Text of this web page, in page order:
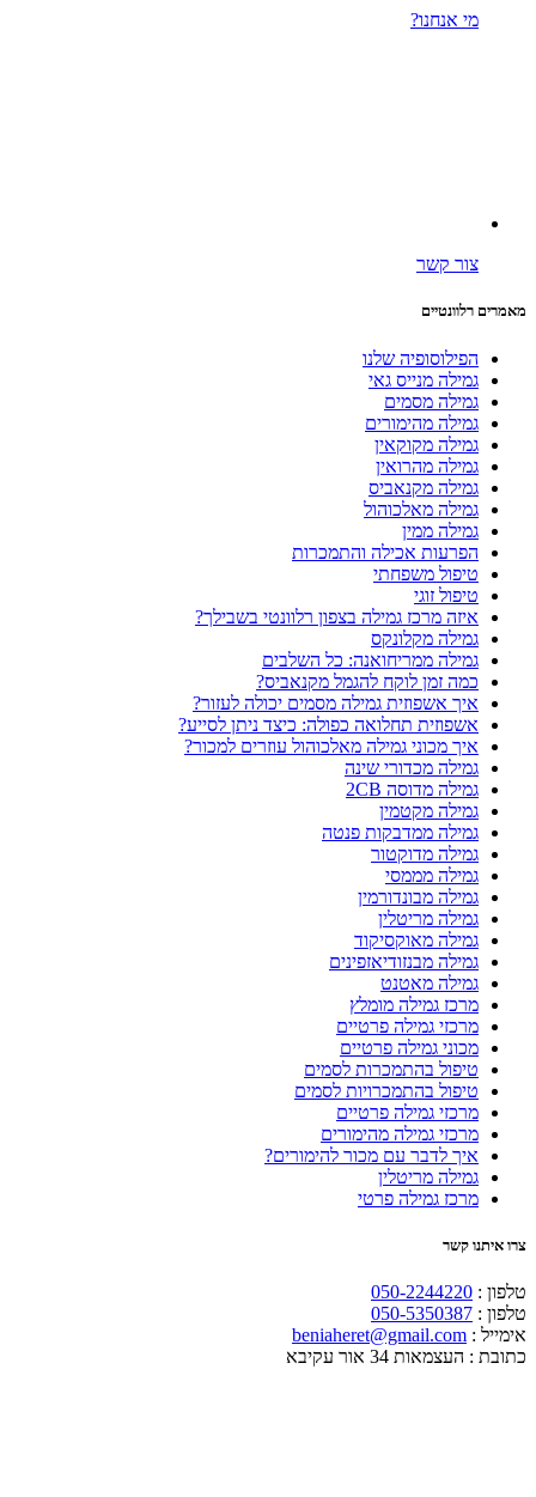
מי אנחנו?
צור קשר
מאמרים רלוונטיים
הפילוסופיה שלנו
גמילה מנייס גאי
גמילה מסמים
גמילה מהימורים
גמילה מקוקאין
גמילה מהרואין
גמילה מקנאביס
גמילה מאלכוהול
גמילה ממין
הפרעות אכילה והתמכרות
טיפול משפחתי
טיפול זוגי
איזה מרכז גמילה בצפון רלוונטי בשבילך?
גמילה מקלונקס
גמילה ממריחואנה: כל השלבים
כמה זמן לוקח להגמל מקנאביס?
איך אשפוזית גמילה מסמים יכולה לעזור?
אשפוזית תחלואה כפולה: כיצד ניתן לסייע?
איך מכוני גמילה מאלכוהול עוזרים למכור?
גמילה מכדורי שינה
גמילה מדוסה 2CB
גמילה מקטמין
גמילה ממדבקות פנטה
גמילה מדוקטור
גמילה מממסי
גמילה מבונדורמין
גמילה מריטלין
גמילה מאוקסיקוד
גמילה מבנזודיאזפינים
גמילה מאטנט
מרכז גמילה מומלץ
מרכזי גמילה פרטיים
מכוני גמילה פרטיים
טיפול בהתמכרות לסמים
טיפול בהתמכרויות לסמים
מרכזי גמילה פרטיים
מרכזי גמילה מהימורים
איך לדבר עם מכור להימורים?
גמילה מריטלין
מרכז גמילה פרטי
צרו איתנו קשר
טלפון : 050-2244220
טלפון : 050-5350387
אימייל : beniaheret@gmail.com
כתובת : העצמאות 34 אור עקיבא